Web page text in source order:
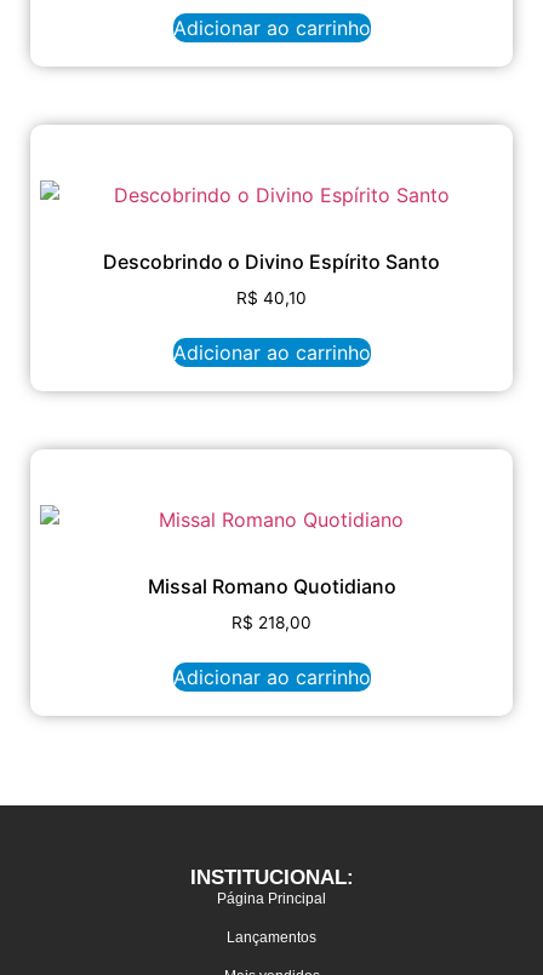
Adicionar ao carrinho
Descobrindo o Divino Espírito Santo
R$ 40,10
Adicionar ao carrinho
Missal Romano Quotidiano
R$ 218,00
Adicionar ao carrinho
INSTITUCIONAL:
Página Principal
Lançamentos